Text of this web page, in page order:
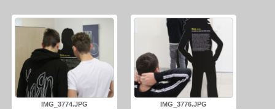
IMG_3774.JPG IMG_3776.JPG